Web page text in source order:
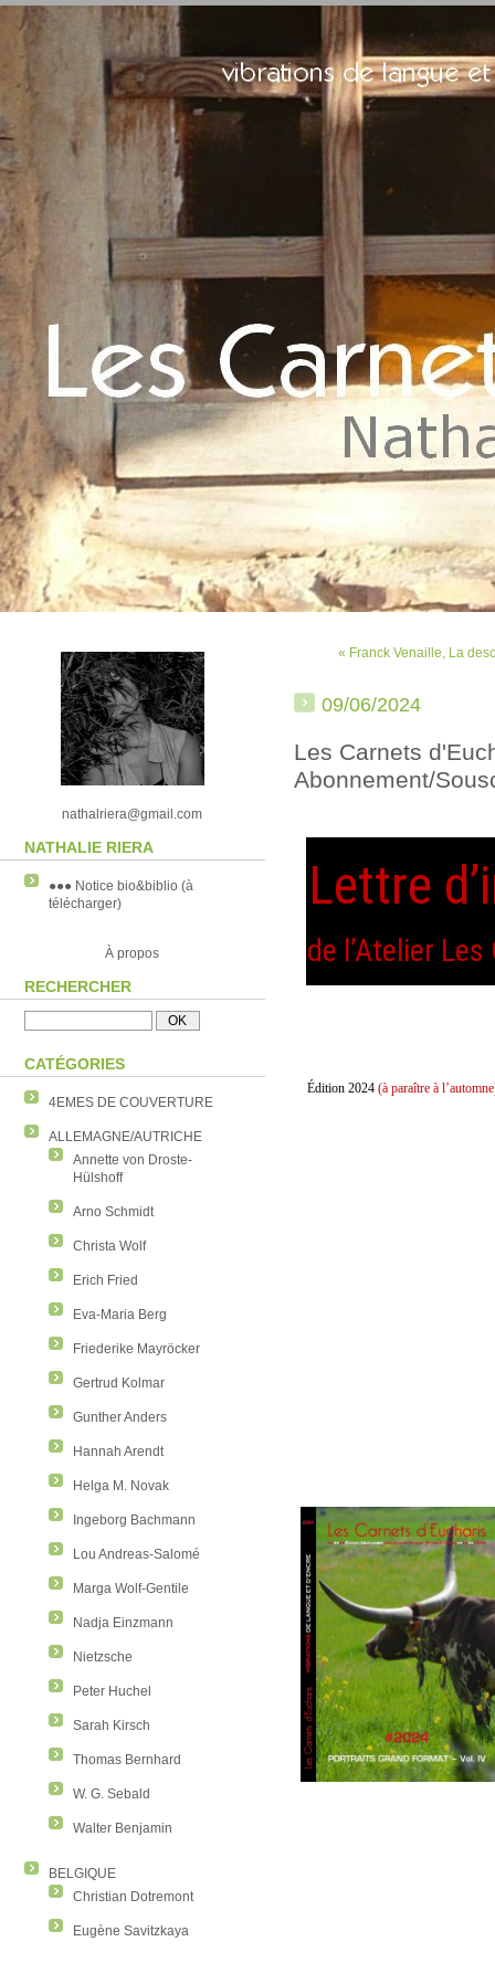
nathalriera@gmail.com
NATHALIE RIERA
●●● Notice bio&biblio (à
télécharger)
À propos
RECHERCHER
CATÉGORIES
4EMES DE COUVERTURE
ALLEMAGNE/AUTRICHE
Annette von Droste-
Hülshoff
Arno Schmidt
Christa Wolf
Erich Fried
Eva-Maria Berg
Friederike Mayröcker
Gertrud Kolmar
Gunther Anders
Hannah Arendt
Helga M. Novak
Ingeborg Bachmann
Lou Andreas-Salomé
Marga Wolf-Gentile
Nadja Einzmann
Nietzsche
Peter Huchel
Sarah Kirsch
Thomas Bernhard
W. G. Sebald
Walter Benjamin
BELGIQUE
Christian Dotremont
Eugène Savitzkaya
« Franck Venaille, La
09/06/2024
Les Carnets
Abonnement/
Lettre
de l’Atelier
Édition 2024 (à paraître à